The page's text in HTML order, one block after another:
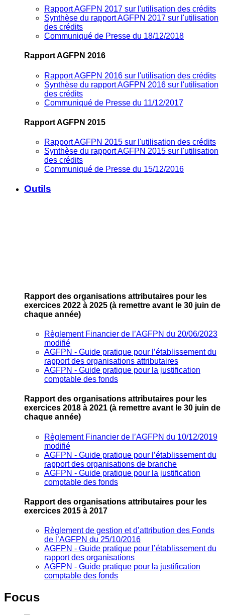
Rapport AGFPN 2017 sur l'utilisation des crédits
Synthèse du rapport AGFPN 2017 sur l'utilisation
des crédits
Communiqué de Presse du 18/12/2018
Rapport AGFPN 2016
Rapport AGFPN 2016 sur l'utilisation des crédits
Synthèse du rapport AGFPN 2016 sur l'utilisation
des crédits
Communiqué de Presse du 11/12/2017
Rapport AGFPN 2015
Rapport AGFPN 2015 sur l'utilisation des crédits
Synthèse du rapport AGFPN 2015 sur l'utilisation
des crédits
Communiqué de Presse du 15/12/2016
Outils
Rapport des organisations attributaires pour les
exercices 2022 à 2025 (à remettre avant le 30 juin de
chaque année)
Règlement Financier de l’AGFPN du 20/06/2023
modifié
AGFPN ‐ Guide pratique pour l’établissement du
rapport des organisations attributaires
AGFPN ‐ Guide pratique pour la justification
comptable des fonds
Rapport des organisations attributaires pour les
exercices 2018 à 2021 (à remettre avant le 30 juin de
chaque année)
Règlement Financier de l’AGFPN du 10/12/2019
modifié
AGFPN ‐ Guide pratique pour l’établissement du
rapport des organisations de branche
AGFPN ‐ Guide pratique pour la justification
comptable des fonds
Rapport des organisations attributaires pour les
exercices 2015 à 2017
Règlement de gestion et d’attribution des Fonds
de l’AGFPN du 25/10/2016
AGFPN ‐ Guide pratique pour l’établissement du
rapport des organisations
AGFPN ‐ Guide pratique pour la justification
comptable des fonds
Focus